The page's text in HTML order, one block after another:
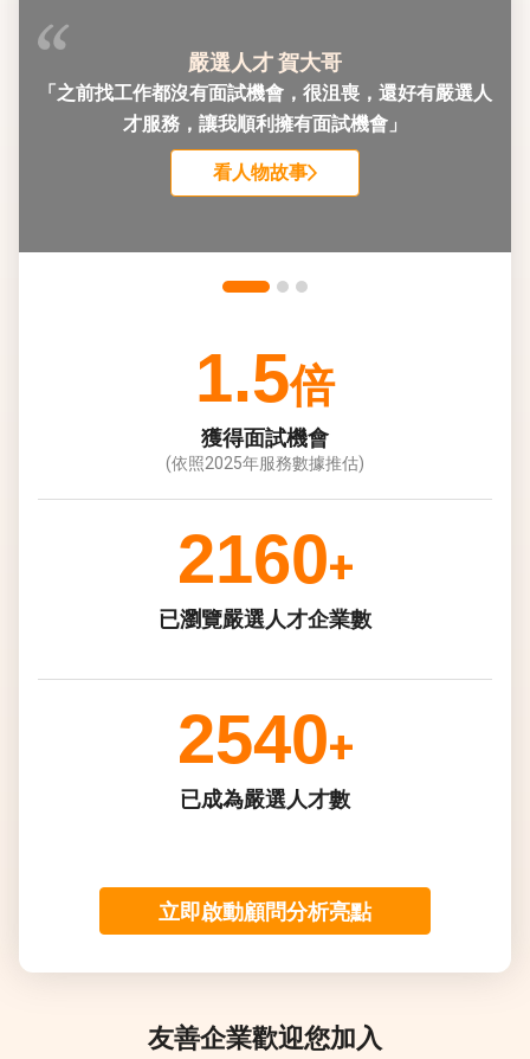
嚴選人才 賀大哥
「之前找工作都沒有面試機會，很沮喪，還好有嚴選人
才服務，讓我順利擁有面試機會」
看人物故事
1.5倍
獲得面試機會
(依照2025年服務數據推估)
2160+
已瀏覽嚴選人才企業數
2540+
已成為嚴選人才數
立即啟動顧問分析亮點
友善企業歡迎您加入